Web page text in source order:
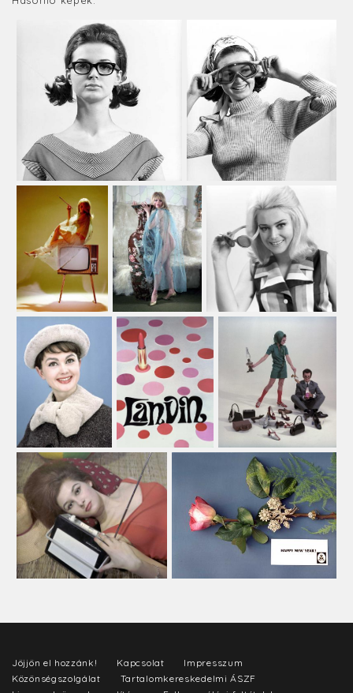
Jöjjön el hozzánk! Kapcsolat
Impresszum
Közönségszolgálat
Tartalomkereskedelmi ÁSZF